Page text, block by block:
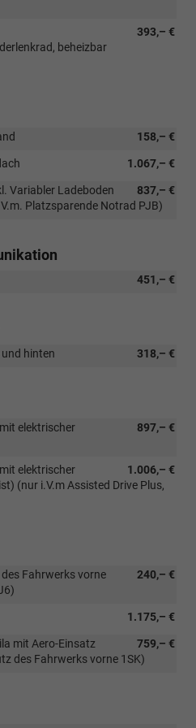
393,– €
beheizbar
158,– €
1.067,– €
837,– €
Variabler Ladeboden
Platzsparende Notrad PJB)
451,– €
318,– €
hinten
897,– €
elektrischer
1.006,– €
elektrischer
(nur i.V.m Assisted Drive Plus,
240,– €
Fahrwerks vorne
1.175,– €
759,– €
mit Aero-Einsatz
des Fahrwerks vorne 1SK)